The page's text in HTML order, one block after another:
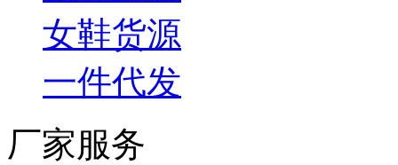
女鞋货源
一件代发
厂家服务